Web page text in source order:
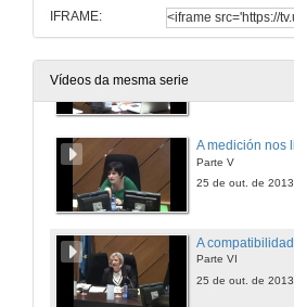
IFRAME:
Vídeos da mesma serie
Parte V
25 de out. de 2013
Parte VI
25 de out. de 2013